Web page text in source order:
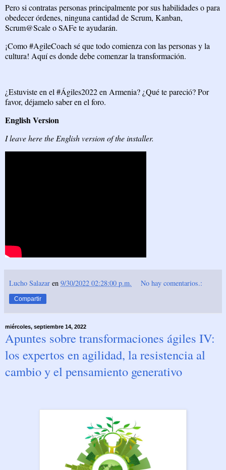
Pero si contratas personas principalmente por sus habilidades o para
obedecer órdenes, ninguna cantidad de Scrum, Kanban,
Scrum@Scale o SAFe te ayudarán.
¡Como #AgileCoach sé que todo comienza con las personas y la
cultura! Aquí es donde debe comenzar la transformación.
¿Estuviste en el #Ágiles2022 en Armenia? ¿Qué te pareció? Por
favor, déjamelo saber en el foro.
English Version
I leave here the English version of the installer.
Lucho Salazar en 9/30/2022 02:28:00 p.m. No hay comentarios.:
Compartir
miércoles, septiembre 14, 2022
Apuntes sobre transformaciones ágiles IV:
los expertos en agilidad, la resistencia al
cambio y el pensamiento generativo